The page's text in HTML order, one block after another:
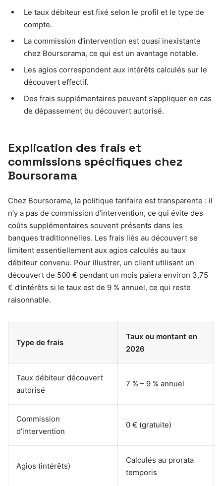
Le taux débiteur est fixé selon le profil et le type de
compte.
La commission d’intervention est quasi inexistante
chez Boursorama, ce qui est un avantage notable.
Les agios correspondent aux intérêts calculés sur le
découvert effectif.
Des frais supplémentaires peuvent s’appliquer en cas
de dépassement du découvert autorisé.
Explication des frais et
commissions spécifiques chez
Boursorama
Chez Boursorama, la politique tarifaire est transparente : il
n’y a pas de commission d’intervention, ce qui évite des
coûts supplémentaires souvent présents dans les
banques traditionnelles. Les frais liés au découvert se
limitent essentiellement aux agios calculés au taux
débiteur convenu. Pour illustrer, un client utilisant un
découvert de 500 € pendant un mois paiera environ 3,75
€ d’intérêts si le taux est de 9 % annuel, ce qui reste
raisonnable.
Type de frais
Taux ou montant en
2026
Taux débiteur découvert
autorisé
7 % – 9 % annuel
Commission
d’intervention
0 € (gratuite)
Agios (intérêts)
Calculés au prorata
temporis